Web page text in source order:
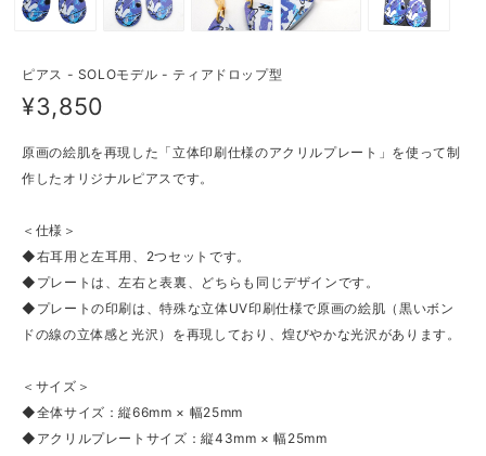
ピアス - SOLOモデル - ティアドロップ型
¥3,850
原画の絵肌を再現した「立体印刷仕様のアクリルプレート」を使って制
作したオリジナルピアスです。
＜仕様＞
◆右耳用と左耳用、2つセットです。
◆プレートは、左右と表裏、どちらも同じデザインです。
◆プレートの印刷は、特殊な立体UV印刷仕様で原画の絵肌（黒いボン
ドの線の立体感と光沢）を再現しており、煌びやかな光沢があります。
＜サイズ＞
◆全体サイズ：縦66mm × 幅25mm
◆アクリルプレートサイズ：縦43mm × 幅25mm